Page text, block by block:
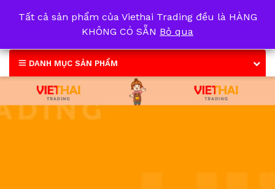
DANH MỤC SẢN PHẨM
Tất cả sản phẩm của Viethai Trading đều là HÀNG
KHÔNG CÓ SẴN Bỏ qua